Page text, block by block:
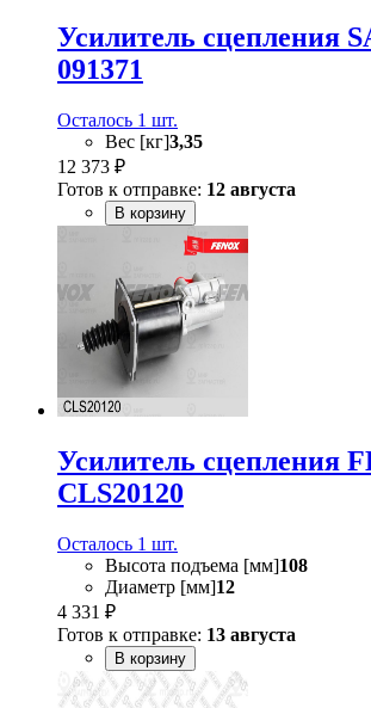
Усилитель сцепления
091371
Осталось 1 шт.
Вес [кг]3,35
12 373 ₽
Готов к отправке: 12 августа
В корзину
Усилитель сцепления
CLS20120
Осталось 1 шт.
Высота подъема [мм]108
Диаметр [мм]12
4 331 ₽
Готов к отправке: 13 августа
В корзину